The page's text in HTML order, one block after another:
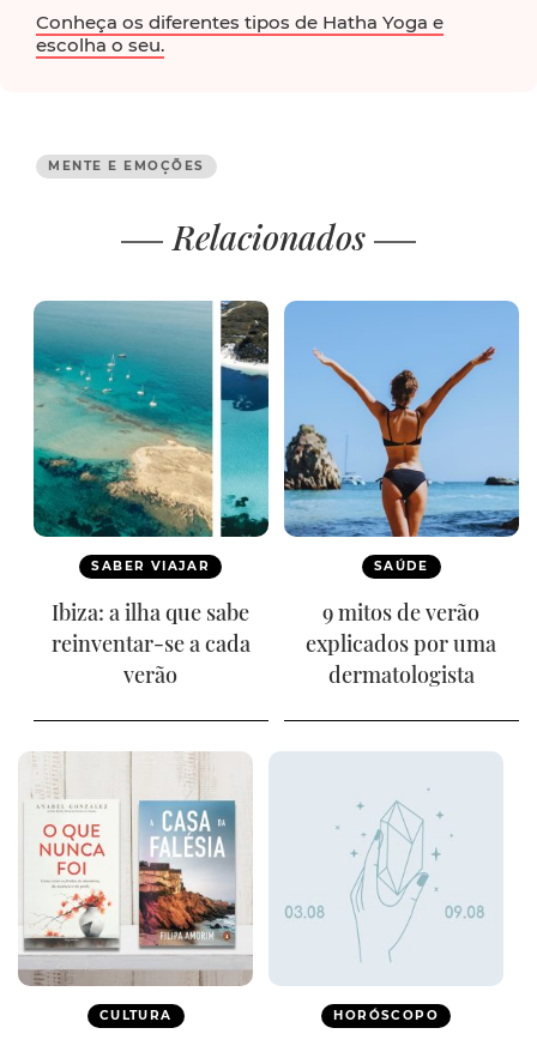
Conheça os diferentes tipos de Hatha Yoga e
escolha o seu.
MENTE E EMOÇÕES
Relacionados
SABER VIAJAR
Ibiza: a ilha que sabe
reinventar-se a cada
verão
SAÚDE
9 mitos de verão
explicados por uma
dermatologista
CULTURA HORÓSCOPO